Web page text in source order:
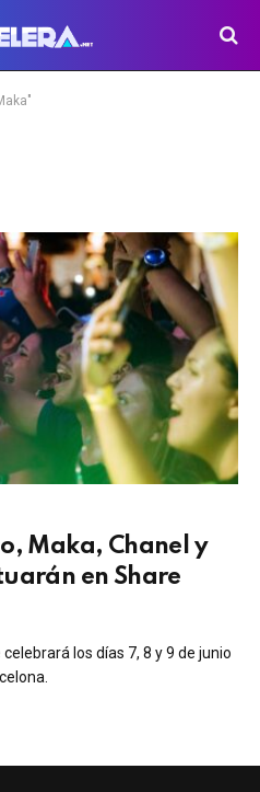
Maka, Chanel y
en Share
los días 7, 8 y 9 de junio